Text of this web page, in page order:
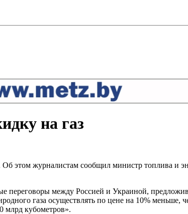
на газ
этом журналистам сообщил министр топлива и
переговоры между Россией и Украиной,
газа осуществлять по цене на 10% меньше,
млрд кубометров».